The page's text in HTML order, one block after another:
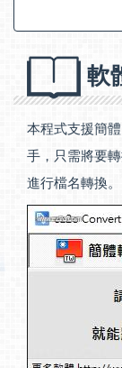
軟
本程式支援簡
手，只需將要
進行檔名轉換。